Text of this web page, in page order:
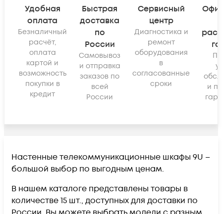
Удобная
оплата
Безналичный
расчёт,
оплата
картой и
возможность
покупки в
кредит
Быстрая
доставка
по
России
Самовывоз
и отправка
заказов по
всей
России
Сервисный
центр
Диагностика и
ремонт
оборудования
в
согласованные
сроки
и
Настенные телекоммуникационные шкафы 9U –
большой выбор по выгодным ценам.
В нашем каталоге представлены товары в
количестве 15 шт., доступных для доставки по